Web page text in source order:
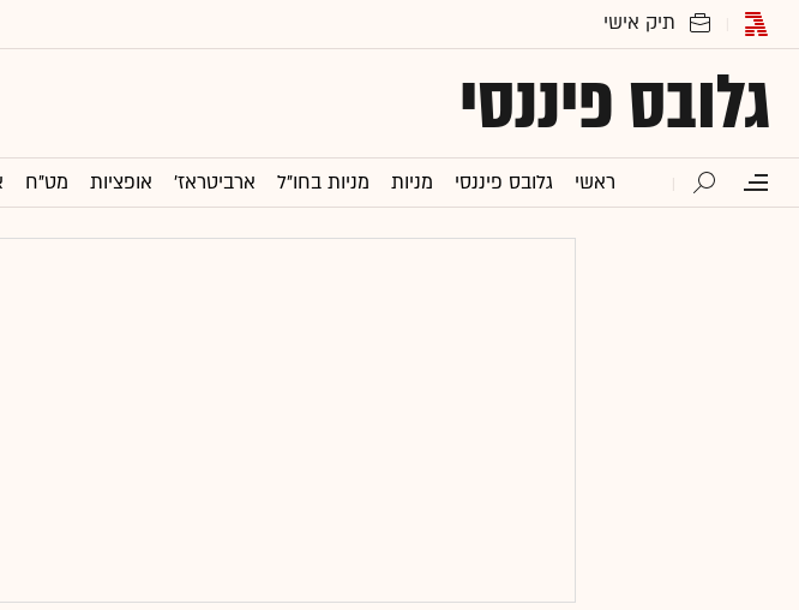
גלובס פיננסי
ראשי גלובס פיננסי מניות מניות בחו"ל ארביטראז' אופציות מט"ח